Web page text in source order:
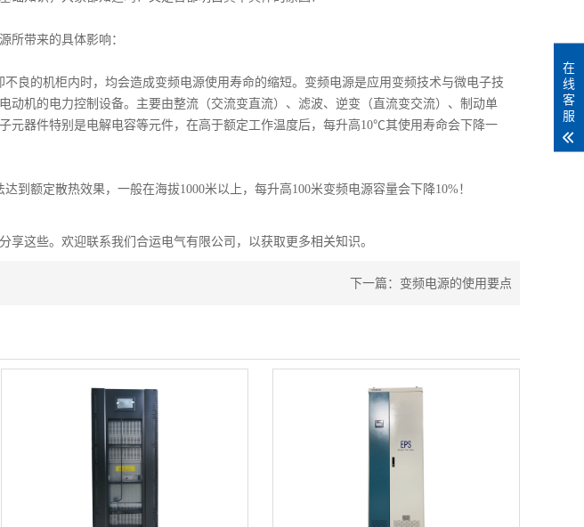
带来的具体影响：
的机柜内时，均会造成变频电源使用寿命的缩短。变频电源是应用变频技术与微电子技
动机的电力控制设备。主要由整流（交流变直流）、滤波、逆变（直流变交流）、制动单
元器件特别是电解电容等元件，在高于额定工作温度后，每升高10℃其使用寿命会下降一
额定散热效果，一般在海拔1000米以上，每升高100米变频电源容量会下降10%！
享这些。欢迎联系我们合运电气有限公司，以获取更多相关知识。
下一篇： 变频电源的使用要点
在
线
客
服